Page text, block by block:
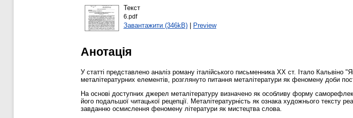
Текст
6.pdf
Завантажити (346kB)| Preview
Анотація
У статті представлено аналіз роману італійського письменника ХХ ст. Італо Кальвіно
металітературних елементів, розглянуто питання металітератури як феномену доби
На основі доступних джерел металітературу визначено як особливу форму
його подальшої читацької рецепції. Металітературність як ознака художнього тексту
завданню осмислення феномену літератури як мистецтва слова.